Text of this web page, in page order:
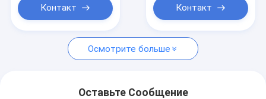
Контакт Контакт
Осмотрите больше
Оставьте Сообщение